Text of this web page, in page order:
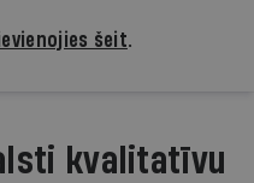
šeit.
kvalitatīvu